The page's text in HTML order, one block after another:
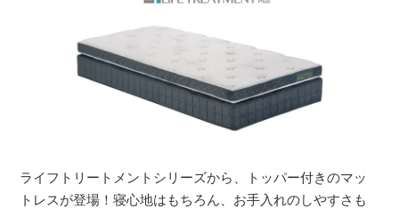
ライフトリートメントシリーズから、トッパー付きのマッ
トレスが登場！寝心地はもちろん、お手入れのしやすさも